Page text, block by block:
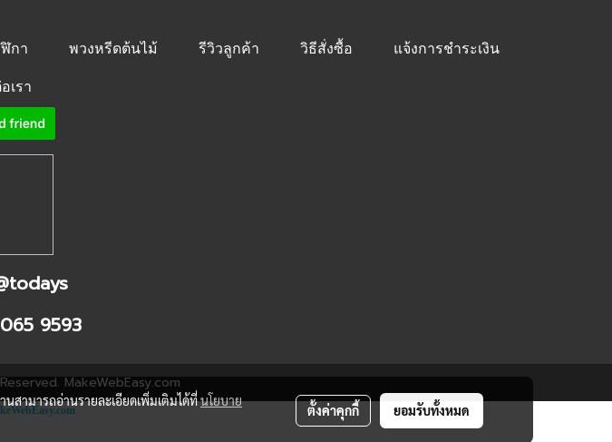
กา พวงหรีดต้นไม้ รีวิวลูกค้า วิธีสั่งซื้อ แจ้งการชำระเงิน
เรา
9593
MakeWebEasy.com
สามารถอ่านรายละเอียดเพิ่มเติมได้ที่นโยบาย
ตั้งค่าคุกกี้ ยอมรับทั้งหมด